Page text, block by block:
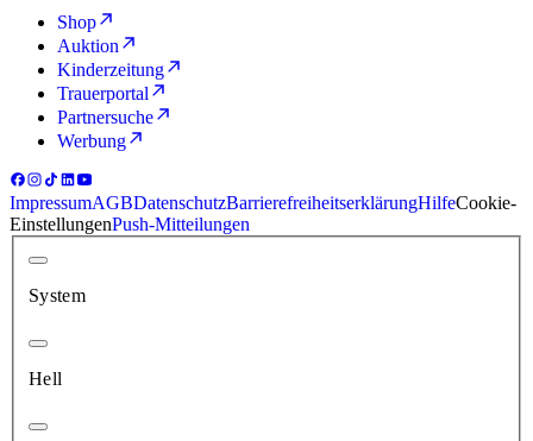
Shop
Auktion
Kinderzeitung
Trauerportal
Partnersuche
Werbung
ImpressumAGBDatenschutzBarrierefreiheitserklärungHilfeCookie-
EinstellungenPush-Mitteilungen
System
Hell